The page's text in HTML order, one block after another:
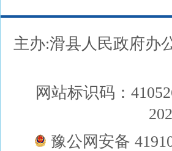
主办:滑县人民政府办
网站标识码：
豫公网安备